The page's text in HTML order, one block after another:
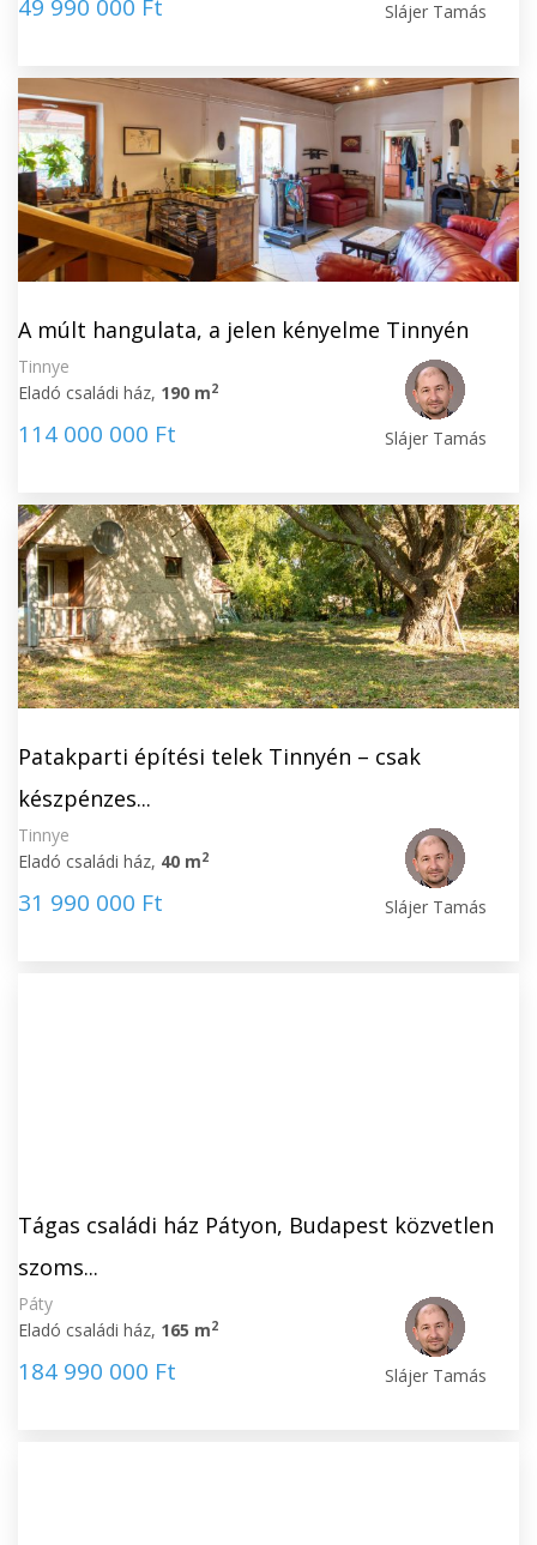
49 990 000 Ft Slájer Tamás
A múlt hangulata, a jelen kényelme Tinnyén
Tinnye
Eladó családi ház, 190 m2
114 000 000 Ft Slájer Tamás
Patakparti építési telek Tinnyén – csak
készpénzes...
Tinnye
Eladó családi ház, 40 m2
31 990 000 Ft Slájer Tamás
Tágas családi ház Pátyon, Budapest közvetlen
szoms...
Páty
Eladó családi ház, 165 m2
184 990 000 Ft Slájer Tamás